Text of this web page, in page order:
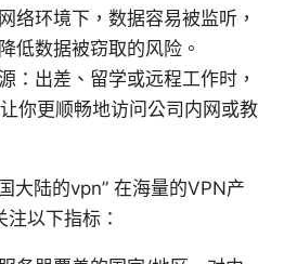
络环境下，数据容易被监听，
低数据被窃取的风险。
：出差、留学或远程工作时，
你更顺畅地访问公司内网或教
大陆的vpn” 在海量的VPN产
以下指标：